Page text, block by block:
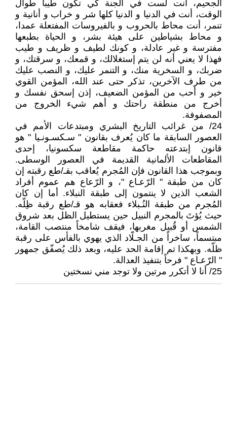
الجحيم، أنت لست في الجنة كي تكون طيبا طوال
الوقت، أنت في الدنيا و الدنيا كلها شر و خراب و أنانية و
تنمر، أنت محاط بالحروب و بالفيروسات المفتعلة عمدا،
و محاط بشياطين على هيئة بشر، و الحياة بطبعها
مفترسة و غير عادلة، و كونك لطيف و ظريف و طيب
فهذا لا يعني أنه لن يتم إستغلالك، و قمعك، و سرقتك، و
ضربك، و السخرية منك، و التنمر عليك، و النصب عليك
من طرف الآخرين، تذكر حتى عند الله، المؤمن القوي
خير و أحب من المؤمن الضعيف، إذن إسحق نفسك و
أخرج من منطقة راحتك و أهم شيء الخروج من
المصفوفة.
24/ من غرائب التاريخ البشري ومبتدعات الأمم في
العصور السابقة ما كان يُعرف بقانون " سـكسـونـيا " هو
قانون إبتدعته حاكمة مقاطعة سكسونيا، إحدى
المقاطعات الألمانية القديمة في العصور الوسطى.
وبموجب هذا القانون فإن المُجرم يُعاقب بقـ/طع رقبته إن
كان من طبقة " الرّعـاع "، و الرّعاع هم عموم أفراد
الشعب الذين لا ينتمون إلى طبقة النبلاء. أما إن كان
المُجرم من طبقة النُـبلاء فعقابه هو قـ/طع رقبة ظِلّه.
حيث يُؤتَ بالمجرم النبيل حين يستطيل الظل بعد شروق
الشمس أو قُبيل مغربها، فيقف شامخاً منتصب القامة،
مبتسماً، ساخراً من الجـلّاد الذي يهوي بالفأس على رقبة
ظلّه. وبهكذا تم إقامة الحد عليه، وبعد ذلك يُصفّق جمهور
" الرّعـاع " فرحاً بتنفيذ العدالة.
25/ أنا لا أتكرر مرتين ولا توجد مني نسختين